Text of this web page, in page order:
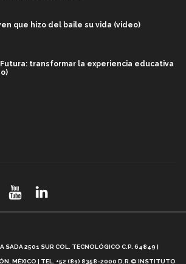
que hizo del baile su vida (video)
transformar la experiencia educativa
(video)
es el Modelo Educativo Tec? (video)
SADA 2501 SUR COL. TECNOLÓGICO C.P. 64849 |
MÉXICO | TEL. +52 (81) 8358-2000 D.R.© INSTITUTO